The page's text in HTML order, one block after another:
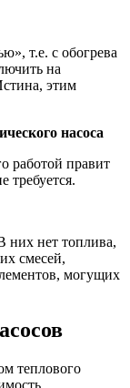
т.е. с обогрева
на
этим
насоса
работой правит
требуется.
них нет топлива,
смесей,
могущих
теплового